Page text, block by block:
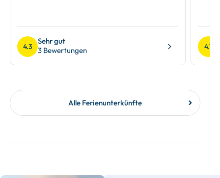
4.3
Sehr gut
3 Bewertungen
4.7
Alle Ferienunterkünfte